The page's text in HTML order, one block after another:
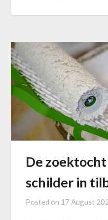
De
schilder in
Posted on 17 August